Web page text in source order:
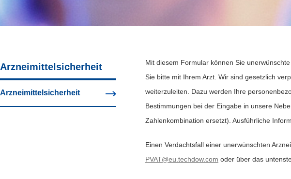
Arzneimittelsicherheit
Arzneimittelsicherheit
Mit diesem Formular können Sie
Sie bitte mit Ihrem Arzt. Wir sind gesetzlich
weiterzuleiten. Dazu werden Ihre
Bestimmungen bei der Eingabe in unsere
Zahlenkombination ersetzt). Ausführliche
Einen Verdachtsfall einer unerwünschten
PVAT@eu.techdow.com oder über das